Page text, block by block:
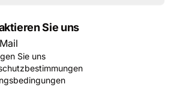
Sie uns
Sie uns